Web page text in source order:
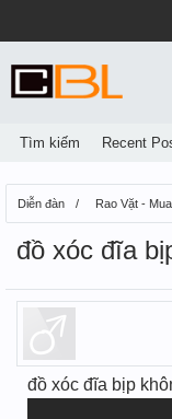
Diễn đàn Rao Vặt -
đồ xóc đĩa
đồ xóc đĩa bịp
Tìm kiếm Recent